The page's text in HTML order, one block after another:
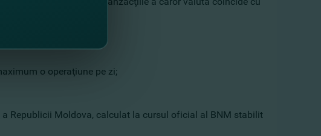
o operaţiune pe zi;
Republicii Moldova, calculat la cursul oficial al BNM stabilit